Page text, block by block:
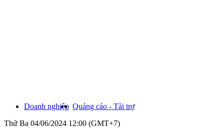
Doanh nghiệp Quảng cáo - Tài trợ
Thứ Ba 04/06/2024 12:00 (GMT+7)